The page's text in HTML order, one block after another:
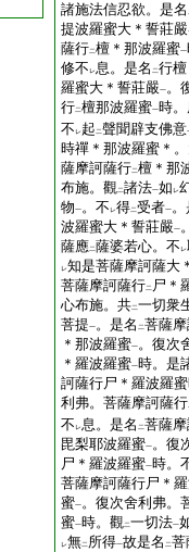
諸施法信忍欲。是名
提波羅蜜大＊誓莊嚴
薩行二檀＊那波羅蜜一
修不 レ息。是名 二行
羅蜜大＊誓莊嚴一。
行二檀那波羅蜜一時
不 レ起 二聲聞辟支佛意
時禪＊那波羅蜜＊
薩摩訶薩行二檀＊那
布施。觀二諸法一如 レ
物一。不 レ得二受者一。
波羅蜜大＊誓莊嚴一
薩應二薩婆若心。不 レ
レ知是菩薩摩訶薩大
菩薩摩訶薩行二 尸＊
心布施。共二一切衆
菩提一。是名 二菩薩
＊那波羅蜜一。復次
＊羅波羅蜜一時。是
訶薩行尸＊羅波羅
利弗。菩薩摩訶薩行
不 レ息。是名 二菩薩
毘梨耶波羅蜜一。復
尸＊羅波羅蜜一時。
菩薩摩訶薩行尸＊
蜜一。復次舍利弗。
蜜一時。觀二一切法一
レ無二 所得一故是名 二菩